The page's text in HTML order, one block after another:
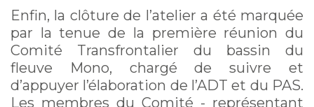
Enfin, la clôture de l’atelier a été marquée
par la tenue de la première réunion du
Comité Transfrontalier du bassin du
fleuve Mono, chargé de suivre et
d’appuyer l’élaboration de l’ADT et du PAS.
Les membres du Comité - représentant